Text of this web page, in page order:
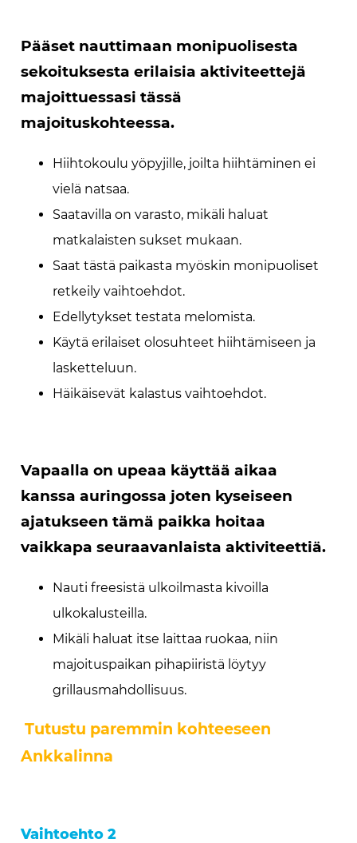
Pääset nauttimaan monipuolisesta
sekoituksesta erilaisia aktiviteettejä
majoittuessasi tässä
majoituskohteessa.
Hiihtokoulu yöpyjille, joilta hiihtäminen ei
vielä natsaa.
Saatavilla on varasto, mikäli haluat
matkalaisten sukset mukaan.
Saat tästä paikasta myöskin monipuoliset
retkeily vaihtoehdot.
Edellytykset testata melomista.
Käytä erilaiset olosuhteet hiihtämiseen ja
lasketteluun.
Häikäisevät kalastus vaihtoehdot.
Vapaalla on upeaa käyttää aikaa
kanssa auringossa joten kyseiseen
ajatukseen tämä paikka hoitaa
vaikkapa seuraavanlaista aktiviteettiä.
Nauti freesistä ulkoilmasta kivoilla
ulkokalusteilla.
Mikäli haluat itse laittaa ruokaa, niin
majoituspaikan pihapiiristä löytyy
grillausmahdollisuus.
Tutustu paremmin kohteeseen
Ankkalinna
Vaihtoehto 2